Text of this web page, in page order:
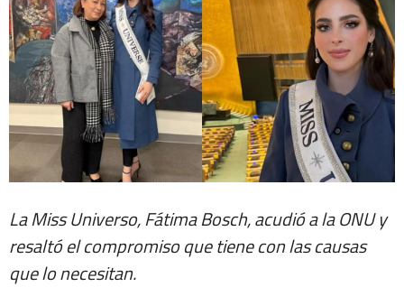
La Miss Universo, Fátima Bosch, acudió a la ONU y
resaltó el compromiso que tiene con las causas
que lo necesitan.